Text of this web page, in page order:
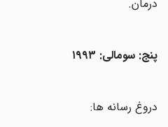
درمان.
پنج: سومالی: ۱۹۹۳
دروغ رسانه ها :